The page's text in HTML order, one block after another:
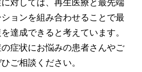
対しては、再生医療と最先端
ョンを組み合わせることで最
達成できると考えています。
症状にお悩みの患者さんやご
ご相談ください。